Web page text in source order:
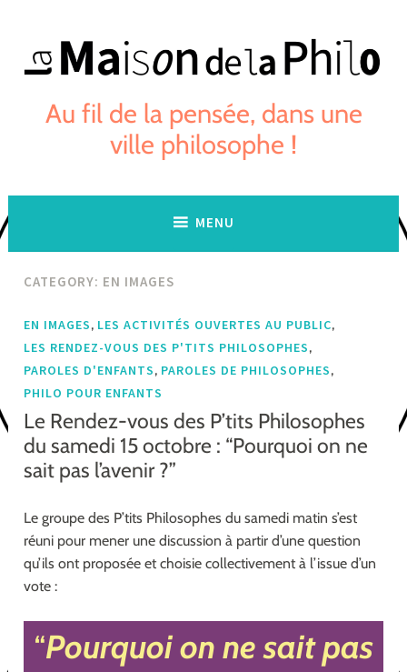
content
Au fil de la pensée, dans une
ville philosophe !
MENU
CATEGORY: EN IMAGES
EN IMAGES, LES ACTIVITÉS OUVERTES AU PUBLIC,
LES RENDEZ-VOUS DES P'TITS PHILOSOPHES,
PAROLES D'ENFANTS, PAROLES DE PHILOSOPHES,
PHILO POUR ENFANTS
Le Rendez-vous des P’tits Philosophes
du samedi 15 octobre : “Pourquoi on ne
sait pas l’avenir ?”
Le groupe des P’tits Philosophes du samedi matin s’est
réuni pour mener une discussion à partir d’une question
qu’ils ont proposée et choisie collectivement à l’issue d’un
vote :
“Pourquoi on ne sait pas